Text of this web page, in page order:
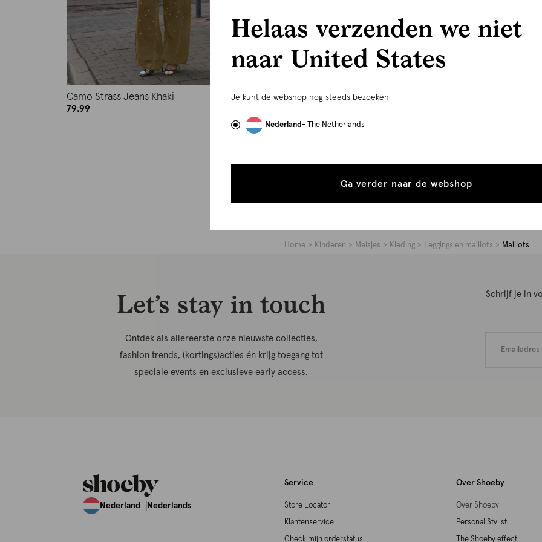
Camo Strass Jeans Khaki
79.99
-20% extra vanaf 3 items
oversized fit
Oversized Blazer Gebroken Wit
Home Kinderen Meisjes Kleding Leggings en maillots Maillots
Let’s stay in touch
Ontdek als allereerste onze nieuwste collecties,
fashion trends, (kortings)acties én krijg toegang tot
speciale events en exclusieve early access.
Schrijf je in
Nederland Nederlands
Service
Store Locator
Klantenservice
Check mijn orderstatus
Over Shoeby
Over Shoeby
Personal Stylist
The Shoeby effect
Helaas verzenden we niet
naar United States
Je kunt de webshop nog steeds bezoeken
Nederland- The Netherlands
Ga verder naar de webshop